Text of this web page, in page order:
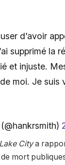
d’avoir
supprimé la
et injuste.
moi. Je suis
Citya
mort